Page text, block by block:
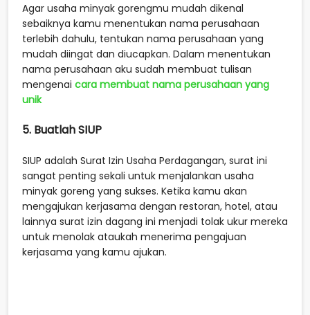
Agar usaha minyak gorengmu mudah dikenal
sebaiknya kamu menentukan nama perusahaan
terlebih dahulu, tentukan nama perusahaan yang
mudah diingat dan diucapkan. Dalam menentukan
nama perusahaan aku sudah membuat tulisan
mengenai cara membuat nama perusahaan yang
unik
5. Buatlah SIUP
SIUP adalah Surat Izin Usaha Perdagangan, surat ini
sangat penting sekali untuk menjalankan usaha
minyak goreng yang sukses. Ketika kamu akan
mengajukan kerjasama dengan restoran, hotel, atau
lainnya surat izin dagang ini menjadi tolak ukur mereka
untuk menolak ataukah menerima pengajuan
kerjasama yang kamu ajukan.